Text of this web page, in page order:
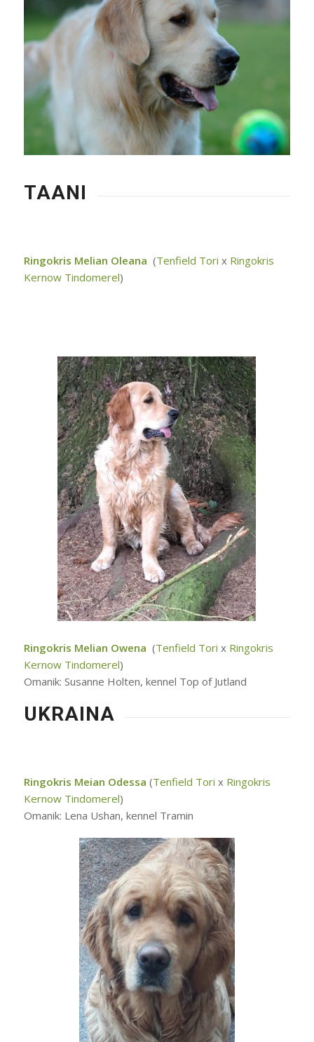
TAANI
Ringokris Melian Oleana (Tenfield Tori x Ringokris
Kernow Tindomerel)
Ringokris Melian Owena (Tenfield Tori x Ringokris
Kernow Tindomerel)
Omanik: Susanne Holten, kennel Top of Jutland
UKRAINA
Ringokris Meian Odessa (Tenfield Tori x Ringokris
Kernow Tindomerel)
Omanik: Lena Ushan, kennel Tramin